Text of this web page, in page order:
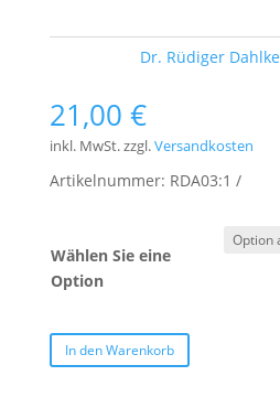
Dr. Rüdiger Dahlke
21,00 €
inkl. MwSt.zzgl.Versandkosten
Artikelnummer: RDA03:1
Wählen Sie eine
Option
In den Warenkorb